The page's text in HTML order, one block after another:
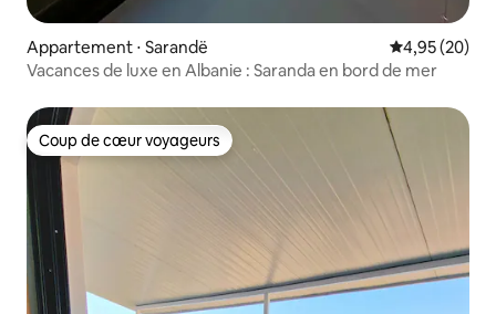
Appartement ⋅ Sarandë Évaluation
4,95 (20)
Vacances de luxe en Albanie : Saranda en bord de mer
Coup de cœur voyageurs
Coup de cœur voyageurs